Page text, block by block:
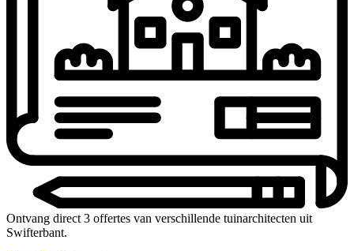
Ontvang direct 3 offertes van verschillende tuinarchitecten uit
Swifterbant.